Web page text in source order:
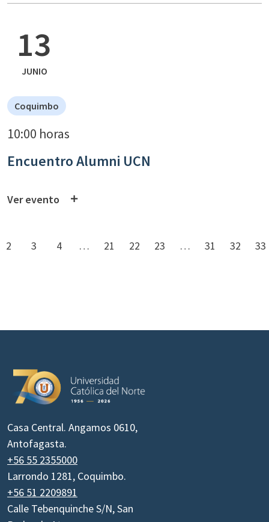
13
JUNIO
Coquimbo
10:00 horas
Encuentro Alumni UCN
Ver evento
2 3 4 … 21 22 23 … 31 32 33
Casa Central. Angamos 0610,
Antofagasta.
+56 55 2355000
Larrondo 1281, Coquimbo.
+56 51 2209891
Calle Tebenquinche S/N, San